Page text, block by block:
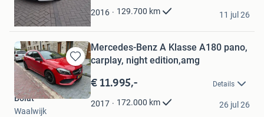
2016 129.700 km
Armin
Schiedam
11 jul 26
Bewaren
in
Mijn
Favorieten
Mercedes-Benz A Klasse A180 pano,
carplay, night edition,amg
€ 11.995,- Details
2017 172.000 km
Bolat
Waalwijk
26 jul 26